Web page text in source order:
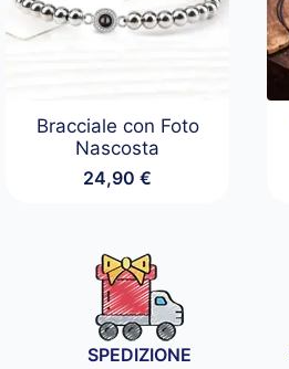
Bracciale con Foto
Nascosta
24,90€
SPEDIZIONE